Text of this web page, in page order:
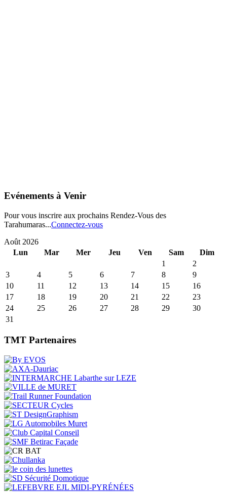
Evénements à Venir
Pour vous inscrire aux prochains Rendez-Vous des
Tarahumaras...Connectez-vous
Août 2026
Lun
Mar Mer Jeu Ven Sam
Dim
1
2
3
4 5 6 7 8
9
10
11 12 13 14 15
16
17
18 19 20 21 22
23
24
25 26 27 28 29
30
31
TMT Partenaires